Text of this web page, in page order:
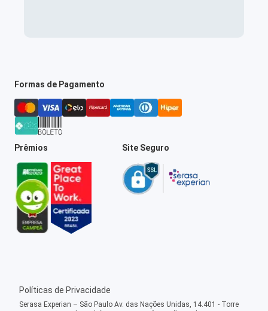
Formas de Pagamento
Prêmios Site Seguro
Políticas de Privacidade
Serasa Experian – São Paulo Av. das Nações Unidas, 14.401 - Torre